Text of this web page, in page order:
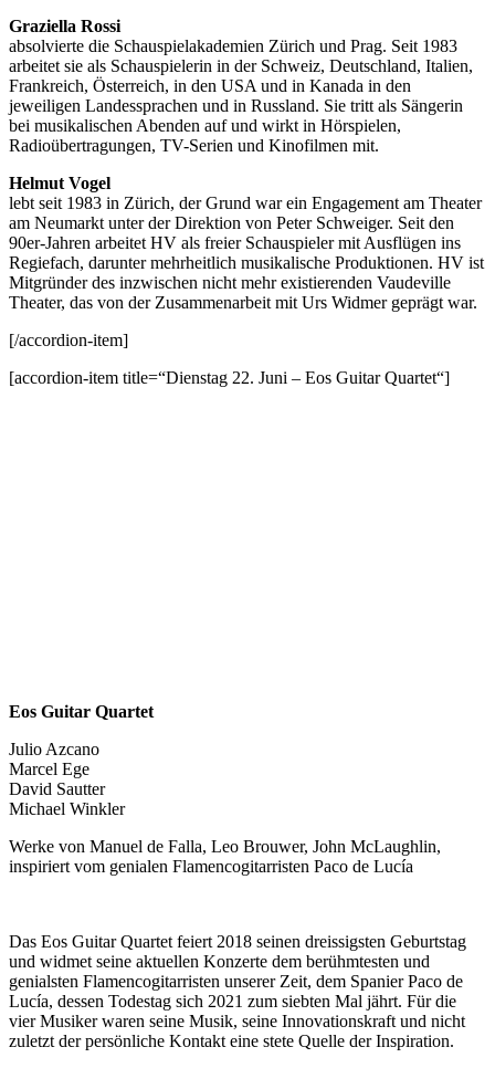
Graziella Rossi
absolvierte die Schauspielakademien Zürich und Prag. Seit 1983
arbeitet sie als Schauspielerin in der Schweiz, Deutschland, Italien,
Frankreich, Österreich, in den USA und in Kanada in den
jeweiligen Landessprachen und in Russland. Sie tritt als Sängerin
bei musikalischen Abenden auf und wirkt in Hörspielen,
Radioübertragungen, TV-Serien und Kinofilmen mit.
Helmut Vogel
lebt seit 1983 in Zürich, der Grund war ein Engagement am Theater
am Neumarkt unter der Direktion von Peter Schweiger. Seit den
90er-Jahren arbeitet HV als freier Schauspieler mit Ausflügen ins
Regiefach, darunter mehrheitlich musikalische Produktionen. HV ist
Mitgründer des inzwischen nicht mehr existierenden Vaudeville
Theater, das von der Zusammenarbeit mit Urs Widmer geprägt war.
[/accordion-item]
[accordion-item title=“Dienstag 22. Juni – Eos Guitar Quartet“]
Eos Guitar Quartet
Julio Azcano
Marcel Ege
David Sautter
Michael Winkler
Werke von Manuel de Falla, Leo Brouwer, John McLaughlin,
inspiriert vom genialen Flamencogitarristen Paco de Lucía
Das Eos Guitar Quartet feiert 2018 seinen dreissigsten Geburtstag
und widmet seine aktuellen Konzerte dem berühmtesten und
genialsten Flamencogitarristen unserer Zeit, dem Spanier Paco de
Lucía, dessen Todestag sich 2021 zum siebten Mal jährt. Für die
vier Musiker waren seine Musik, seine Innovationskraft und nicht
zuletzt der persönliche Kontakt eine stete Quelle der Inspiration.